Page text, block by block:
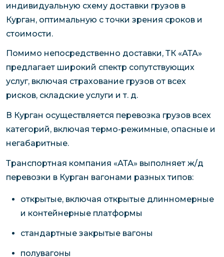
индивидуальную схему доставки грузов в
Курган, оптимальную с точки зрения сроков и
стоимости.
Помимо непосредственно доставки, ТК «АТА»
предлагает широкий спектр сопутствующих
услуг, включая страхование грузов от всех
рисков, складские услуги и т. д.
В Курган осуществляется перевозка грузов всех
категорий, включая термо-режимные, опасные и
негабаритные.
Транспортная компания «АТА» выполняет ж/д
перевозки в Курган вагонами разных типов:
открытые, включая открытые длинномерные
и контейнерные платформы
стандартные закрытые вагоны
полувагоны